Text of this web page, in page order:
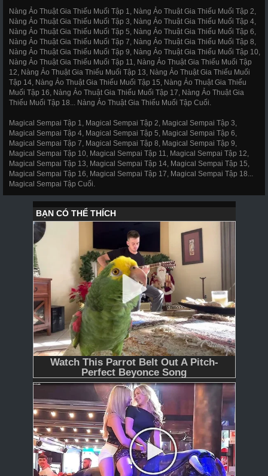
Nàng Ảo Thuật Gia Thiếu Muối Tập 1, Nàng Ảo Thuật Gia Thiếu Muối Tập 2,
Nàng Ảo Thuật Gia Thiếu Muối Tập 3, Nàng Ảo Thuật Gia Thiếu Muối Tập 4,
Nàng Ảo Thuật Gia Thiếu Muối Tập 5, Nàng Ảo Thuật Gia Thiếu Muối Tập 6,
Nàng Ảo Thuật Gia Thiếu Muối Tập 7, Nàng Ảo Thuật Gia Thiếu Muối Tập 8,
Nàng Ảo Thuật Gia Thiếu Muối Tập 9, Nàng Ảo Thuật Gia Thiếu Muối Tập 10,
Nàng Ảo Thuật Gia Thiếu Muối Tập 11, Nàng Ảo Thuật Gia Thiếu Muối Tập
12, Nàng Ảo Thuật Gia Thiếu Muối Tập 13, Nàng Ảo Thuật Gia Thiếu Muối
Tập 14, Nàng Ảo Thuật Gia Thiếu Muối Tập 15, Nàng Ảo Thuật Gia Thiếu
Muối Tập 16, Nàng Ảo Thuật Gia Thiếu Muối Tập 17, Nàng Ảo Thuật Gia
Thiếu Muối Tập 18... Nàng Ảo Thuật Gia Thiếu Muối Tập Cuối.
Magical Sempai Tập 1, Magical Sempai Tập 2, Magical Sempai Tập 3,
Magical Sempai Tập 4, Magical Sempai Tập 5, Magical Sempai Tập 6,
Magical Sempai Tập 7, Magical Sempai Tập 8, Magical Sempai Tập 9,
Magical Sempai Tập 10, Magical Sempai Tập 11, Magical Sempai Tập 12,
Magical Sempai Tập 13, Magical Sempai Tập 14, Magical Sempai Tập 15,
Magical Sempai Tập 16, Magical Sempai Tập 17, Magical Sempai Tập 18...
Magical Sempai Tập Cuối.